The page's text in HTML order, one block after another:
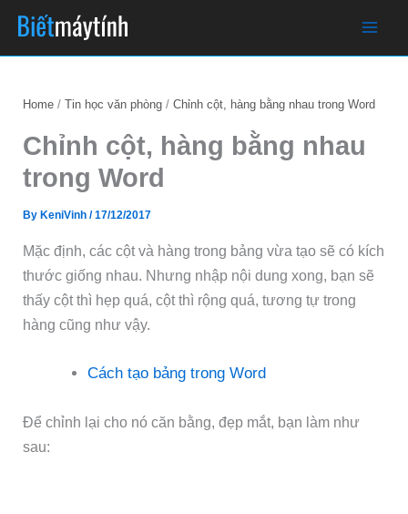
content
Home Tin học văn phòng Chỉnh cột, hàng bằng nhau trong Word
Chỉnh cột, hàng bằng nhau
trong Word
By KeniVinh/17/12/2017
Mặc định, các cột và hàng trong bảng vừa tạo sẽ có kích
thước giống nhau. Nhưng nhập nội dung xong, bạn sẽ
thấy cột thì hẹp quá, cột thì rộng quá, tương tự trong
hàng cũng như vậy.
Cách tạo bảng trong Word
Để chỉnh lại cho nó căn bằng, đẹp mắt, bạn làm như
sau: